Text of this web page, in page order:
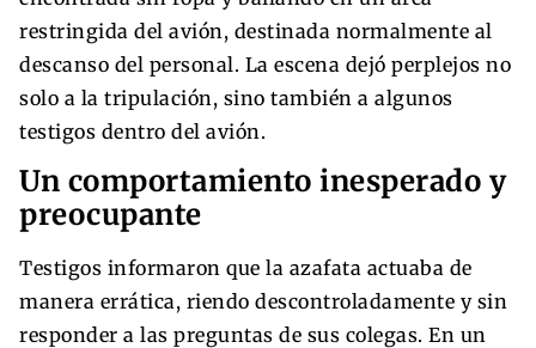
restringida del avión, destinada normalmente al
descanso del personal. La escena dejó perplejos no
solo a la tripulación, sino también a algunos
testigos dentro del avión.
Un comportamiento inesperado y
preocupante
Testigos informaron que la azafata actuaba de
manera errática, riendo descontroladamente y sin
responder a las preguntas de sus colegas. En un